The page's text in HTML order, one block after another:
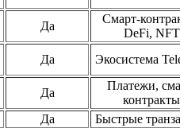
Да
Смарт-
DeFi, NFT
Да
Экосистема
Да
Платежи,
контракты
Да
Быстрые